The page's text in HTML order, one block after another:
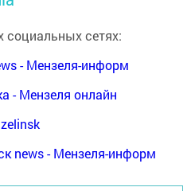
социальных сетях:
- Мензеля-информ
- Мензеля онлайн
news - Мензеля-информ